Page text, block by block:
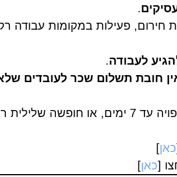
.
חירום, פעילות במקומות עבודה
לעבודה.
חובת תשלום שכר לעובדים
המלצות תפעוליות נפוצות: עבודה מרחוק, חופשה
כאן]
[כאן]